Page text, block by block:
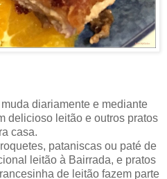
diariamente e mediante
delicioso leitão e outros pratos
casa.
pataniscas ou paté de
leitão à Bairrada, e pratos
de leitão fazem parte